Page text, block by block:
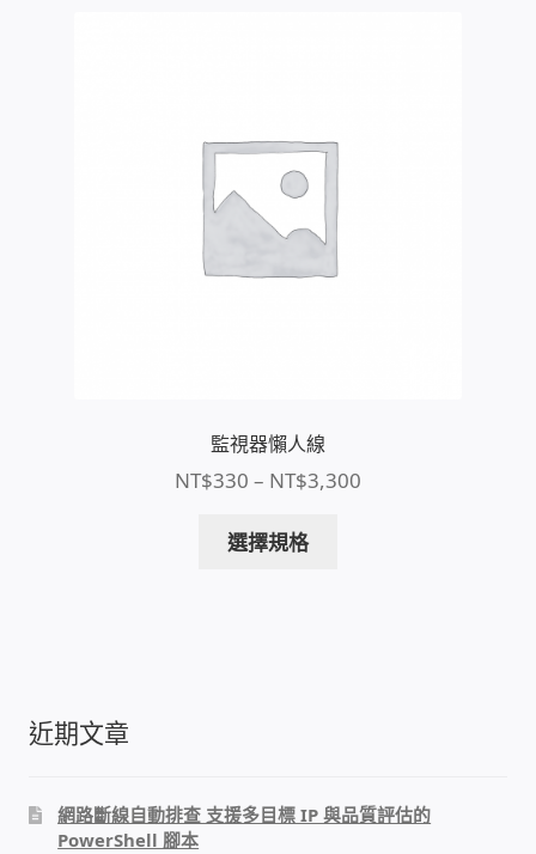
昇銳電子(HI SHARP)智慧科技
鎧鋒企業(KCA)智能監視系統
監控健檢‧舊換新專案
監視器異地備份備援
監視器懶人線
NT$330 – NT$3,300
選擇規格
產
近期文章
網路斷線自動排查 支援多目標 IP 與品質評估的
PowerShell 腳本